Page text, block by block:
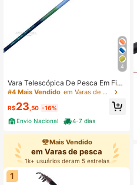
4
Vara Telescópica De Pesca Em Fibr
a de Vidro Retrátil Super Resistente
iaus, em Rios, Pesqueiros e Lagos
#4 Mais Vendido em Varas de pesca
R$23 ,50 -16%
Envio Nacional
4-7 dias
Mais Vendido
em Varas de pesca
1k+ usuários deram 5 estrelas
1